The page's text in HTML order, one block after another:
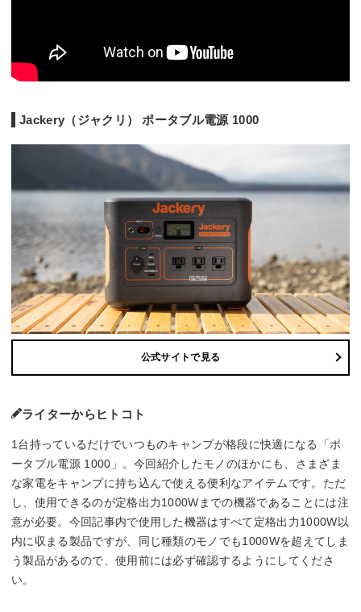
Jackery（ジャクリ） ポータブル電源 1000
公式サイトで見る
ライターからヒトコト
1台持っているだけでいつものキャンプが格段に快適になる「ポ
ータブル電源 1000」。今回紹介したモノのほかにも、さまざま
な家電をキャンプに持ち込んで使える便利なアイテムです。ただ
し、使用できるのが定格出力1000Wまでの機器であることには注
意が必要。今回記事内で使用した機器はすべて定格出力1000W以
内に収まる製品ですが、同じ種類のモノでも1000Wを超えてしま
う製品があるので、使用前には必ず確認するようにしてくださ
い。